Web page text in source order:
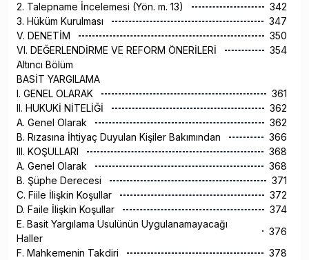
2. Talepname İncelemesi (Yön. m. 13)
342
3. Hüküm Kurulması
347
V. DENETİM
350
VI. DEĞERLENDİRME VE REFORM ÖNERİLERİ
354
Altıncı Bölüm
BASİT YARGILAMA
I. GENEL OLARAK
361
II. HUKUKİ NİTELİĞİ
362
A. Genel Olarak
362
B. Rızasına İhtiyaç Duyulan Kişiler Bakımından
366
III. KOŞULLARI
368
A. Genel Olarak
368
B. Şüphe Derecesi
371
C. Fiile İlişkin Koşullar
372
D. Faile İlişkin Koşullar
374
E. Basit Yargılama Usulünün Uygulanamayacağı
Haller
376
F. Mahkemenin Takdiri
378